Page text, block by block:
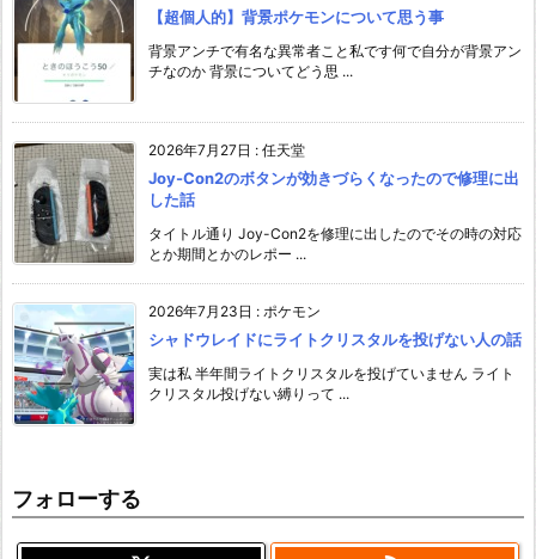
【超個人的】背景ポケモンについて思う事
背景アンチで有名な異常者こと私です何で自分が背景アン
チなのか 背景についてどう思 ...
2026年7月27日 : 任天堂
Joy-Con2のボタンが効きづらくなったので修理に出
した話
タイトル通り Joy-Con2を修理に出したのでその時の対応
とか期間とかのレポー ...
2026年7月23日 : ポケモン
シャドウレイドにライトクリスタルを投げない人の話
実は私 半年間ライトクリスタルを投げていません ライト
クリスタル投げない縛りって ...
フォローする